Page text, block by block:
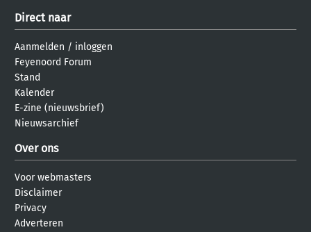
Direct naar
Aanmelden / inloggen
Feyenoord Forum
Stand
Kalender
E-zine (nieuwsbrief)
Nieuwsarchief
Over ons
Voor webmasters
Disclaimer
Privacy
Adverteren